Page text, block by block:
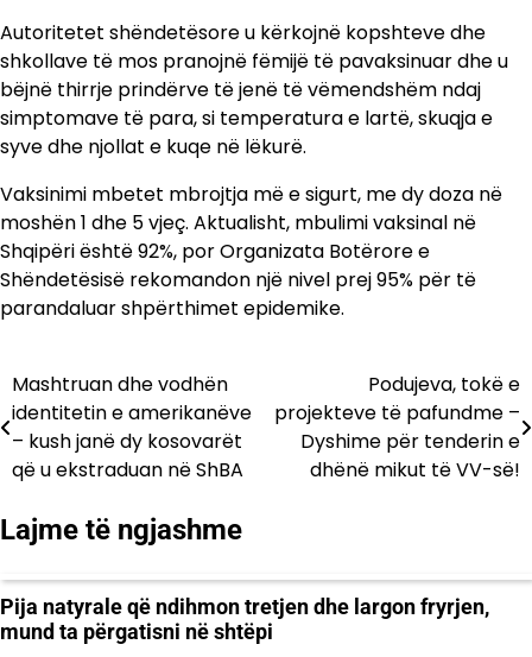
Autoritetet shëndetësore u kërkojnë kopshteve dhe
shkollave të mos pranojnë fëmijë të pavaksinuar dhe u
bëjnë thirrje prindërve të jenë të vëmendshëm ndaj
simptomave të para, si temperatura e lartë, skuqja e
syve dhe njollat e kuqe në lëkurë.
Vaksinimi mbetet mbrojtja më e sigurt, me dy doza në
moshën 1 dhe 5 vjeç. Aktualisht, mbulimi vaksinal në
Shqipëri është 92%, por Organizata Botërore e
Shëndetësisë rekomandon një nivel prej 95% për të
parandaluar shpërthimet epidemike.
Lëvizje
te
postimet
Mashtruan dhe vodhën
identitetin e amerikanëve
– kush janë dy kosovarët
që u ekstraduan në ShBA
Podujeva, tokë e
projekteve të pafundme –
Dyshime për tenderin e
dhënë mikut të VV-së!
Lajme të ngjashme
Pija natyrale që ndihmon tretjen dhe largon fryrjen,
mund ta përgatisni në shtëpi